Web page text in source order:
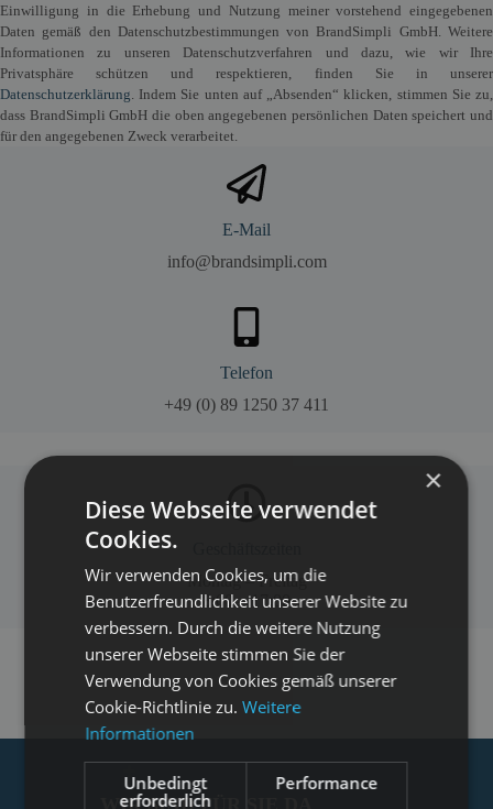
Einwilligung in die Erhebung und Nutzung meiner vorstehend eingegebenen
Daten gemäß den Datenschutzbestimmungen von BrandSimpli GmbH. Weitere
Informationen zu unseren Datenschutzverfahren und dazu, wie wir Ihre
Privatsphäre schützen und respektieren, finden Sie in unserer
Datenschutzerklärung . Indem Sie unten auf „Absenden“ klicken, stimmen Sie zu,
dass BrandSimpli GmbH die oben angegebenen persönlichen Daten speichert und
für den angegebenen Zweck verarbeitet.
E-Mail
info@brandsimpli.com
Telefon
+49 (0) 89 1250 37 411
Montag – Freitag
8:00 – 17:00
WIR SIND FÜR SIE DA
×
Diese Webseite verwendet
Cookies.
Wir verwenden Cookies, um die
Benutzerfreundlichkeit unserer Website zu
verbessern. Durch die weitere Nutzung
unserer Webseite stimmen Sie der
Verwendung von Cookies gemäß unserer
Cookie-Richtlinie zu.Weitere
Informationen
Unbedingt
erforderlich
Performance